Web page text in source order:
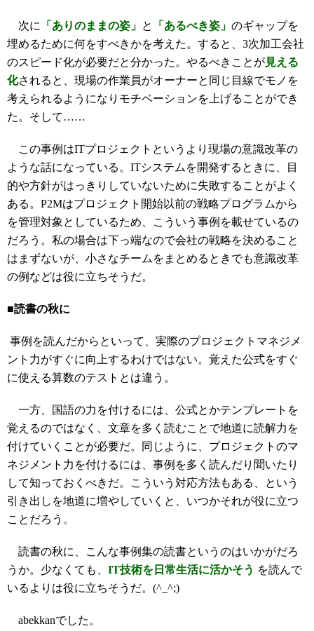
次に 「ありのままの姿」 と 「あるべき姿」 のギャップを
埋めるために何をすべきかを考えた。すると、3次加工会社
のスピード化が必要だと分かった。やるべきことが見える
化されると、現場の作業員がオーナーと同じ目線でモノを
考えられるようになりモチベーションを上げることができ
た。そして……
この事例はITプロジェクトというより現場の意識改革の
ような話になっている。ITシステムを開発するときに、目
的や方針がはっきりしていないために失敗することがよく
ある。P2Mはプロジェクト開始以前の戦略プログラムから
を管理対象としているため、こういう事例を載せているの
だろう。私の場合は下っ端なので会社の戦略を決めること
はまずないが、小さなチームをまとめるときでも意識改革
の例などは役に立ちそうだ。
■読書の秋に
事例を読んだからといって、実際のプロジェクトマネジメ
ント力がすぐに向上するわけではない。覚えた公式をすぐ
に使える算数のテストとは違う。
一方、国語の力を付けるには、公式とかテンプレートを
覚えるのではなく、文章を多く読むことで地道に読解力を
付けていくことが必要だ。同じように、プロジェクトのマ
ネジメント力を付けるには、事例を多く読んだり聞いたり
して知っておくべきだ。こういう対応方法もある、という
引き出しを地道に増やしていくと、いつかそれが役に立つ
ことだろう。
読書の秋に、こんな事例集の読書というのはいかがだろ
うか。少なくても、 IT技術を日常生活に活かそう を読んで
いるよりは役に立ちそうだ。(^_^;)
abekkanでした。